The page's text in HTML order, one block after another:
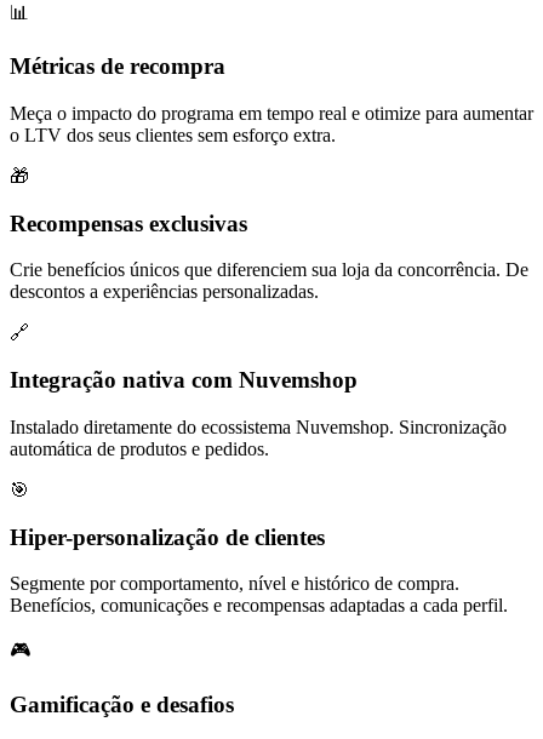
📊
Métricas de recompra
Meça o impacto do programa em tempo real e otimize para aumentar
o LTV dos seus clientes sem esforço extra.
🎁
Recompensas exclusivas
Crie benefícios únicos que diferenciem sua loja da concorrência. De
descontos a experiências personalizadas.
🔗
Integração nativa com Nuvemshop
Instalado diretamente do ecossistema Nuvemshop. Sincronização
automática de produtos e pedidos.
🎯
Hiper-personalização de clientes
Segmente por comportamento, nível e histórico de compra.
Benefícios, comunicações e recompensas adaptadas a cada perfil.
🎮
Gamificação e desafios